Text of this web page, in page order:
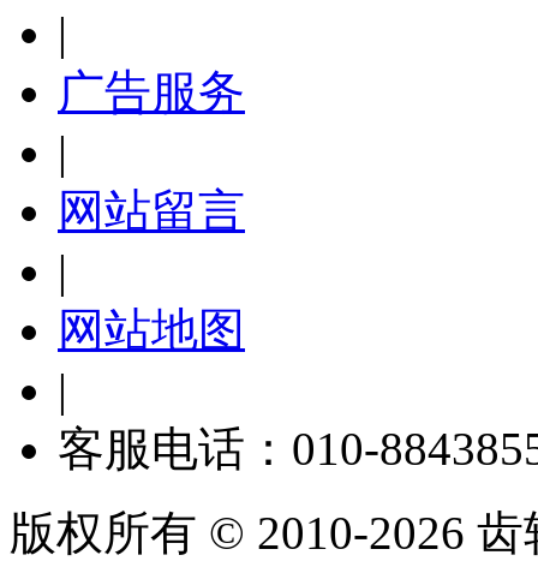
|
广告服务
|
网站留言
|
网站地图
|
客服电话：010-
版权所有 © 2010-2026